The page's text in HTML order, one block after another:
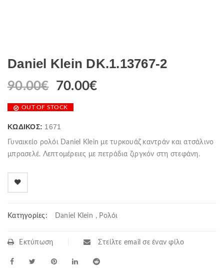
Daniel Klein DK.1.13767-2
90.00€ 70.00€
OUT OF STOCK
ΚΩΔΙΚΌΣ: 1671
Γυναικείο ρολόι Daniel Klein με τυρκουάζ καντράν και ατσάλινο
μπρασελέ. Λεπτομέρειες με πετράδια ζιργκόν στη στεφάνη.
Κατηγορίες: Daniel Klein , Ρολόι
Εκτύπωση Στείλτε email σε έναν φίλο